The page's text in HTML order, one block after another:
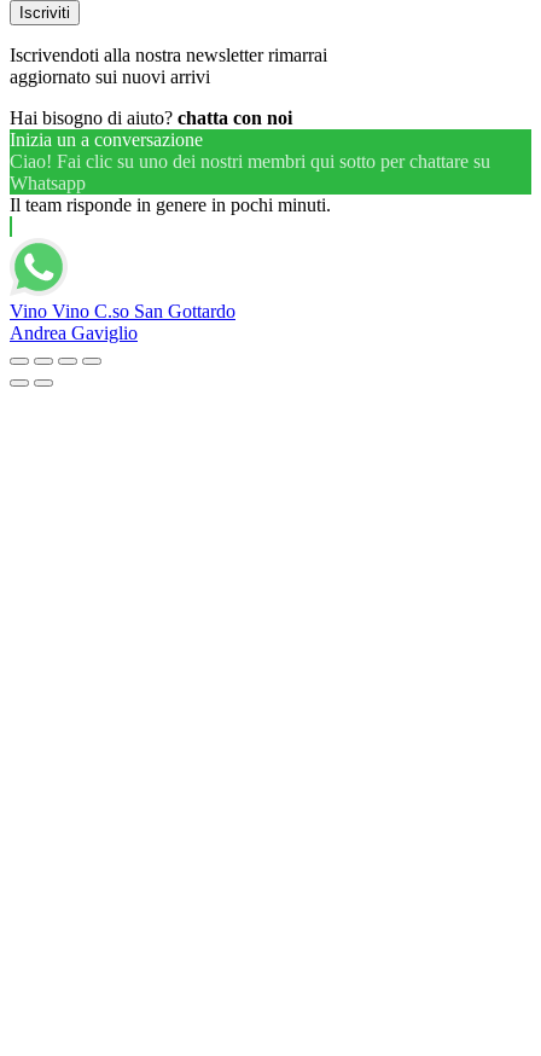
Iscrivendoti alla nostra newsletter rimarrai
aggiornato sui nuovi arrivi
Hai bisogno di aiuto? chatta con noi
Inizia un a conversazione
Ciao! Fai clic su uno dei nostri membri qui sotto per chattare su
Whatsapp
Il team risponde in genere in pochi minuti.
Vino Vino C.so San Gottardo
Andrea Gaviglio